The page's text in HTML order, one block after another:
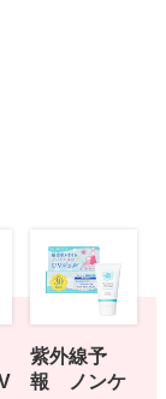
紫外線予
報 ノンケ